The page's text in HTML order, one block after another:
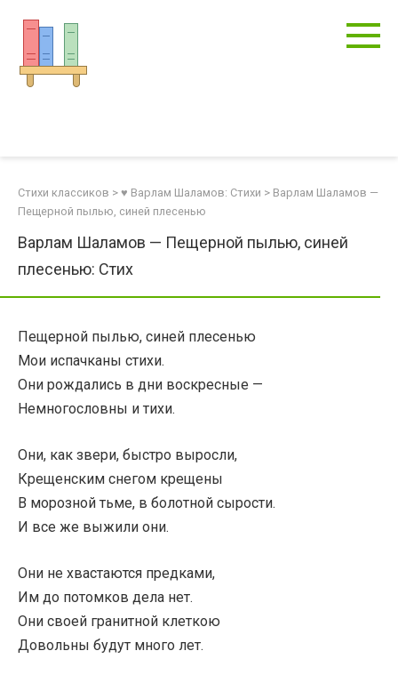
контенту
Стихи классиков > ♥ Варлам Шаламов: Стихи > Варлам Шаламов —
Пещерной пылью, синей плесенью
Варлам Шаламов — Пещерной пылью, синей
плесенью: Стих
Пещерной пылью, синей плесенью
Мои испачканы стихи.
Они рождались в дни воскресные —
Немногословны и тихи.
Они, как звери, быстро выросли,
Крещенским снегом крещены
В морозной тьме, в болотной сырости.
И все же выжили они.
Они не хвастаются предками,
Им до потомков дела нет.
Они своей гранитной клеткою
Довольны будут много лет.